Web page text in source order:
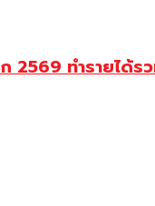
ทำรายได้